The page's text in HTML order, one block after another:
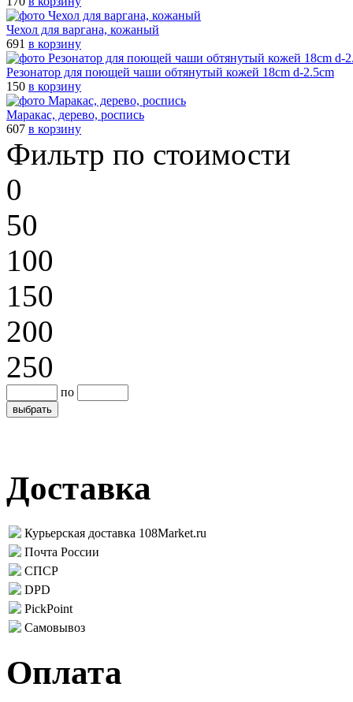
Чехол для варгана, кожаный
691 в корзину
Резонатор для поющей чаши обтянутый кожей 18cm d-2.5cm
150 в корзину
Маракас, дерево, роспись
607 в корзину
Фильтр по стоимости
0
50
100
150
200
250
по
Доставка
Курьерская доставка 108Market.ru
Почта России
СПСР
DPD
PickPoint
Самовывоз
Оплата